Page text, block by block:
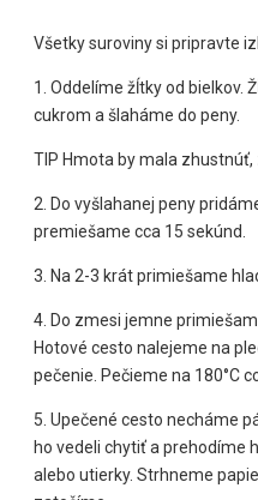
Všetky suroviny si pripravte
1. Oddelíme žĺtky od bielkov.
cukrom a šlaháme do peny.
TIP Hmota by mala zhustnúť,
2. Do vyšlahanej peny
premiešame cca 15 sekúnd.
3. Na 2-3 krát primiešame
4. Do zmesi jemne
Hotové cesto nalejeme na
pečenie. Pečieme na 180°C
5. Upečené cesto necháme
ho vedeli chytiť a prehodíme
alebo utierky. Strhneme